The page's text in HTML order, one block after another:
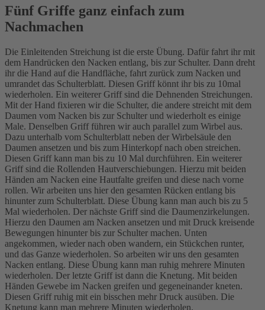
Fünf Griffe ganz einfach zum
Nachmachen
Die Einleitenden Streichung ist die erste Übung. Dafür fahrt ihr mit
dem Handrücken den Nacken entlang, bis zur Schulter. Dann dreht
ihr die Hand auf die Handfläche, fahrt zurück zum Nacken und
umrandet das Schulterblatt. Diesen Griff könnt ihr bis zu 10mal
wiederholen. Ein weiterer Griff sind die Dehnenden Streichungen.
Mit der Hand fixieren wir die Schulter, die andere streicht mit dem
Daumen vom Nacken bis zur Schulter und wiederholt es einige
Male. Denselben Griff führen wir auch parallel zum Wirbel aus.
Dazu unterhalb vom Schulterblatt neben der Wirbelsäule den
Daumen ansetzen und bis zum Hinterkopf nach oben streichen.
Diesen Griff kann man bis zu 10 Mal durchführen. Ein weiterer
Griff sind die Rollenden Hautverschiebungen. Hierzu mit beiden
Händen am Nacken eine Hautfalte greifen und diese nach vorne
rollen. Wir arbeiten uns hier den gesamten Rücken entlang bis
hinunter zum Schulterblatt. Diese Übung kann man auch bis zu 5
Mal wiederholen. Der nächste Griff sind die Daumenzirkelungen.
Hierzu den Daumen am Nacken ansetzen und mit Druck kreisende
Bewegungen hinunter bis zur Schulter machen. Unten
angekommen, wieder nach oben wandern, ein Stückchen runter,
und das Ganze wiederholen. So arbeiten wir uns den gesamten
Nacken entlang. Diese Übung kann man ruhig mehrere Minuten
wiederholen. Der letzte Griff ist dann die Knetung. Mit beiden
Händen Gewebe im Nacken greifen und gegeneinander kneten.
Diesen Griff ruhig mit ein bisschen mehr Druck ausüben. Die
Knetung kann man mehrere Minuten wiederholen.